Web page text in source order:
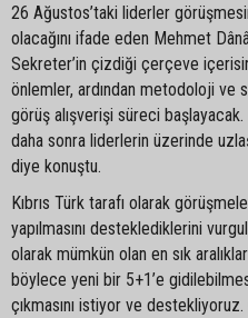
26 Ağustos’taki liderler
olacağını ifade eden Mehmet
Sekreter’in çizdiği çerçeve
önlemler, ardından metodoloji ve
görüş alışverişi süreci
daha sonra liderlerin üzerinde
diye konuştu.
Kıbrıs Türk tarafı olarak
yapılmasını desteklediklerini
olarak mümkün olan en sık
böylece yeni bir 5+1’e
çıkmasını istiyor ve destekliyoruz.